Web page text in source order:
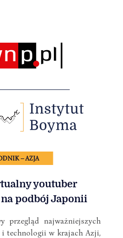
– AZJA
youtuber
podbój Japonii
przegląd najważniejszych
technologii w krajach Azji,